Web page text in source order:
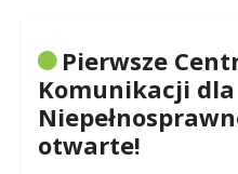
Pierwsze
Komunikacji dla
otwarte!